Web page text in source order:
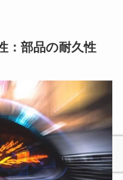
：部品の耐久性